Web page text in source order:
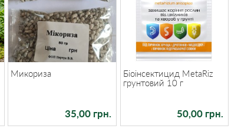
Микориза
35,00 грн.
Біоінсектицид MetaRiz
грунтовий 10 г
50,00 грн.